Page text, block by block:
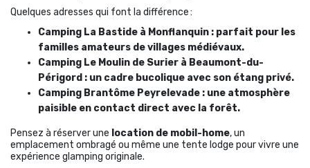
Quelques adresses qui font la différence :
Camping La Bastide à Monflanquin : parfait pour les
familles amateurs de villages médiévaux.
Camping Le Moulin de Surier à Beaumont-du-
Périgord : un cadre bucolique avec son étang privé.
Camping Brantôme Peyrelevade : une atmosphère
paisible en contact direct avec la forêt.
Pensez à réserver une location de mobil-home, un
emplacement ombragé ou même une tente lodge pour vivre une
expérience glamping originale.